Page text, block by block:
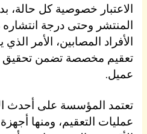
الاعتبار خصوصية كل حالة،
المنتشر وحتى درجة
الأفراد المصابين، الأمر
تعقيم مخصصة تضمن تحقيق
عميل.
تعتمد المؤسسة على أحدث
عمليات التعقيم، ومنها